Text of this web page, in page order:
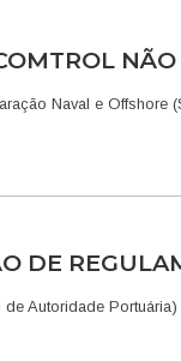
Naval e
DE
Autoridade